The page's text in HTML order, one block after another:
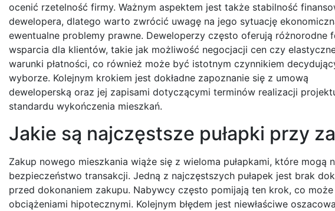
ocenić rzetelność firmy. Ważnym aspektem jest także stabilność
dewelopera, dlatego warto zwrócić uwagę na jego sytuację
ewentualne problemy prawne. Deweloperzy często oferują różnorodne
wsparcia dla klientów, takie jak możliwość negocjacji cen czy
warunki płatności, co również może być istotnym czynnikiem
wyborze. Kolejnym krokiem jest dokładne zapoznanie się z umową
deweloperską oraz jej zapisami dotyczącymi terminów realizacji
standardu wykończenia mieszkań.
Jakie są najczęstsze pułapki przy
Zakup nowego mieszkania wiąże się z wieloma pułapkami, które mogą
bezpieczeństwo transakcji. Jedną z najczęstszych pułapek jest brak
przed dokonaniem zakupu. Nabywcy często pomijają ten krok, co
obciążeniami hipotecznymi. Kolejnym błędem jest niewłaściwe